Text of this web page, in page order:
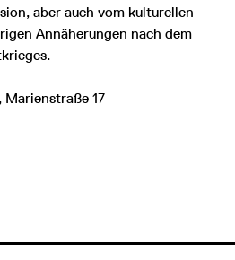
aber auch vom kulturellen
Annäherungen nach dem
17